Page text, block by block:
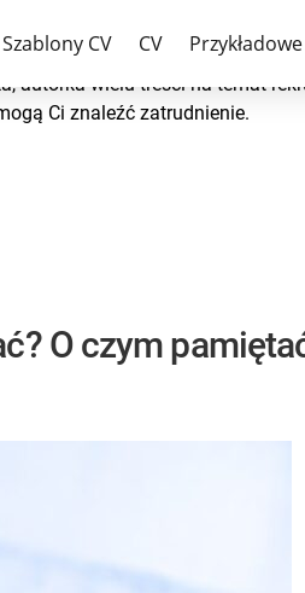
Szablony CV CV
autorka wielu treści na temat
Ci znaleźć zatrudnienie.
O czym